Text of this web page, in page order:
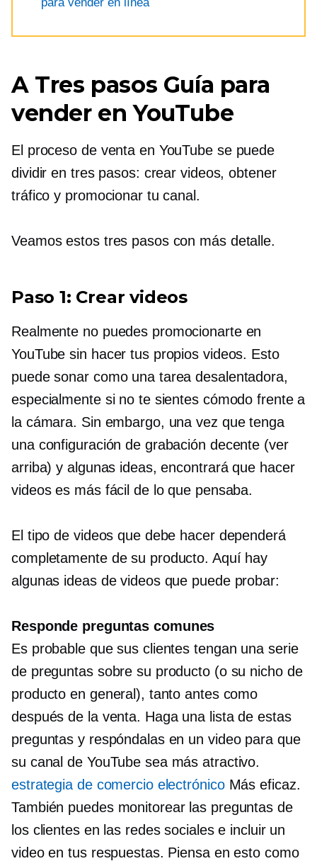
A Tres pasos Guía para
vender en YouTube
El proceso de venta en YouTube se puede
dividir en tres pasos: crear videos, obtener
tráfico y promocionar tu canal.
Veamos estos tres pasos con más detalle.
Paso 1: Crear videos
Realmente no puedes promocionarte en
YouTube sin hacer tus propios videos. Esto
puede sonar como una tarea desalentadora,
especialmente si no te sientes cómodo frente a
la cámara. Sin embargo, una vez que tenga
una configuración de grabación decente (ver
arriba) y algunas ideas, encontrará que hacer
videos es más fácil de lo que pensaba.
El tipo de videos que debe hacer dependerá
completamente de su producto. Aquí hay
algunas ideas de videos que puede probar:
Responde preguntas comunes
Es probable que sus clientes tengan una serie
de preguntas sobre su producto (o su nicho de
producto en general), tanto antes como
después de la venta. Haga una lista de estas
preguntas y respóndalas en un video para que
su canal de YouTube sea más atractivo.
estrategia de comercio electrónicoMás eficaz.
También puedes monitorear las preguntas de
los clientes en las redes sociales e incluir un
video en tus respuestas. Piensa en esto como